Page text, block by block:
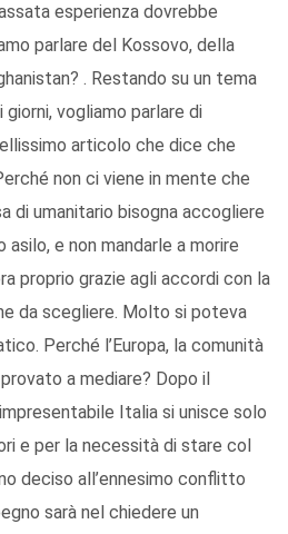
esperienza dovrebbe
parlare del Kossovo, della
. Restando su un tema
vogliamo parlare di
articolo che dice che
non ci viene in mente che
di umanitario bisogna accogliere
asilo, e non mandarle a morire
proprio grazie agli accordi con la
da scegliere. Molto si poteva
Perché l’Europa, la comunità
a mediare? Dopo il
Italia si unisce solo
e per la necessità di stare col
deciso all’ennesimo conflitto
sarà nel chiedere un